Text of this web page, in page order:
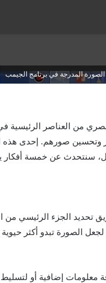
المدرجة في برنامج الجيمب
من العناصر
وتحسين صورهم. إحدى هذه
سنتحدث عن خمسة أفكار
تحديد الجزء الرئيسي
لجعل الصورة تبدو أكثر
معلومات إضافية أو